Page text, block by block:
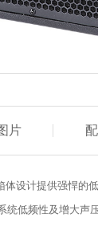
片
设计提供强悍的
低频性及增大声